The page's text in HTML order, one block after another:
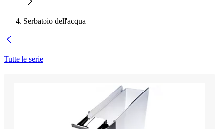
Serbatoio dell'acqua
Tutte le serie